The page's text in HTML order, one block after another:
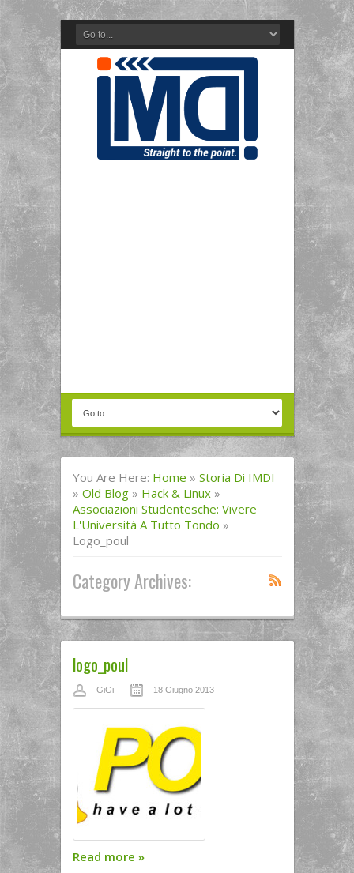
You Are Here: Home » Storia Di IMDI
» Old Blog » Hack & Linux »
Associazioni Studentesche: Vivere
L'Università A Tutto Tondo »
Logo_poul
Category Archives:
logo_poul
GiGi 18 Giugno 2013
Read more »